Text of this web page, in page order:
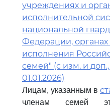
учреждениях и
исполнительной
национальной
Федерации,
исполнения
семей" (с изм. и доп.,
01.01.2026)
Лицам, указанным в
членам семей